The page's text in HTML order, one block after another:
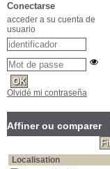
Conectarse
acceder a su cuenta de
usuario
Olvidé mi contraseña
Affiner ou comparer
Localisation